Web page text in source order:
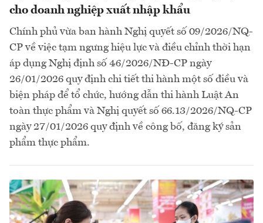
cho doanh nghiệp xuất nhập khẩu
Chính phủ vừa ban hành Nghị quyết số 09/2026/NQ-
CP về việc tạm ngưng hiệu lực và điều chỉnh thời hạn
áp dụng Nghị định số 46/2026/NĐ-CP ngày
26/01/2026 quy định chi tiết thi hành một số điều và
biện pháp để tổ chức, hướng dẫn thi hành Luật An
toàn thực phẩm và Nghị quyết số 66.13/2026/NQ-CP
ngày 27/01/2026 quy định về công bố, đăng ký sản
phẩm thực phẩm.